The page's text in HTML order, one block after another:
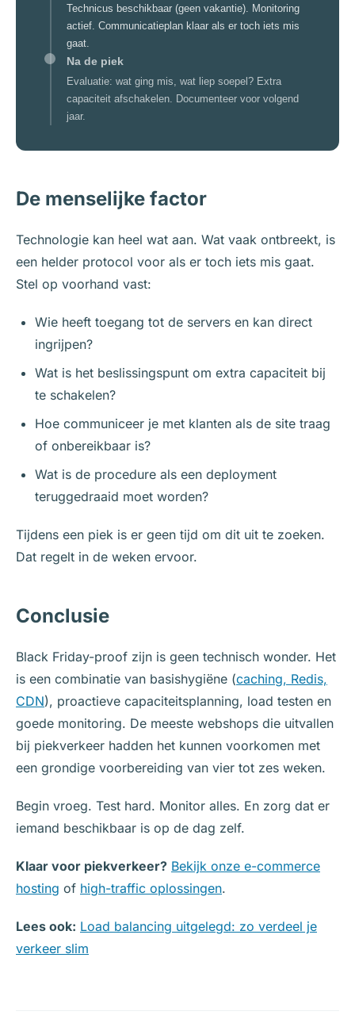
Technicus beschikbaar (geen vakantie). Monitoring
actief. Communicatieplan klaar als er toch iets mis
gaat.
Na de piek
Evaluatie: wat ging mis, wat liep soepel? Extra
capaciteit afschakelen. Documenteer voor volgend
jaar.
De menselijke factor
Technologie kan heel wat aan. Wat vaak ontbreekt, is
een helder protocol voor als er toch iets mis gaat.
Stel op voorhand vast:
Wie heeft toegang tot de servers en kan direct
ingrijpen?
Wat is het beslissingspunt om extra capaciteit bij
te schakelen?
Hoe communiceer je met klanten als de site traag
of onbereikbaar is?
Wat is de procedure als een deployment
teruggedraaid moet worden?
Tijdens een piek is er geen tijd om dit uit te zoeken.
Dat regelt in de weken ervoor.
Conclusie
Black Friday-proof zijn is geen technisch wonder. Het
is een combinatie van basishygiëne (caching, Redis,
CDN), proactieve capaciteitsplanning, load testen en
goede monitoring. De meeste webshops die uitvallen
bij piekverkeer hadden het kunnen voorkomen met
een grondige voorbereiding van vier tot zes weken.
Begin vroeg. Test hard. Monitor alles. En zorg dat er
iemand beschikbaar is op de dag zelf.
Klaar voor piekverkeer? Bekijk onze e-commerce
hosting of high-traffic oplossingen.
Lees ook: Load balancing uitgelegd: zo verdeel je
verkeer slim